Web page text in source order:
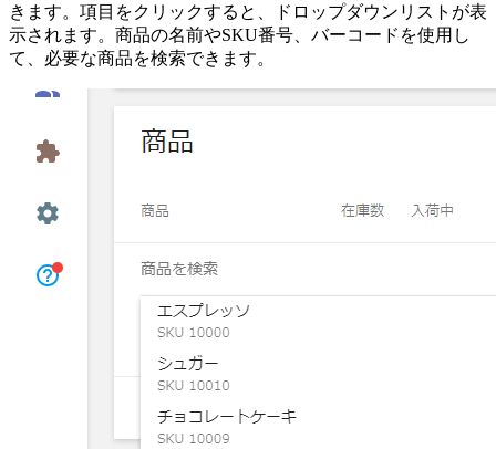
きます。項目をクリックすると、ドロップダウンリストが表
示されます。商品の名前やSKU番号、バーコードを使用し
て、必要な商品を検索できます。